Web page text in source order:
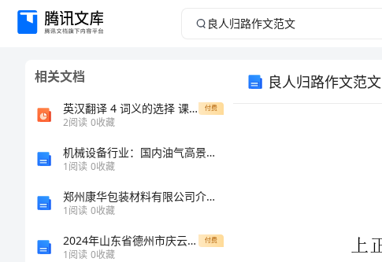
良
相关文档
英汉翻译 4 词义的选择 课堂 付费
2阅读 0收藏
机械设备行业：国内油气高景气持续，锂电设备进入价值投资区间
1阅读 0收藏
郑州康华包装材料有限公司介绍企业发展分析报告
1阅读 0收藏
2024年山东省德州市庆云二中学八年级物理下学期期末学业质量监测模拟试题含解析 付费
1阅读 0收藏
良人归路作文范文